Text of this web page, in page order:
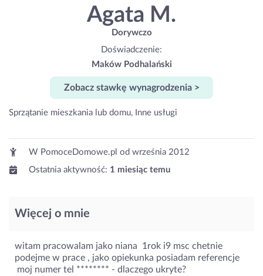
Agata M.
Dorywczo
Doświadczenie:
Maków Podhalański
Zobacz stawkę wynagrodzenia >
Sprzątanie mieszkania lub domu, Inne usługi
W PomoceDomowe.pl od września 2012
Ostatnia aktywność: 1 miesiąc temu
Więcej o mnie
witam pracowalam jako niana 1rok i9 msc chetnie
podejme w prace , jako opiekunka posiadam referencje
moj numer tel ******** - dlaczego ukryte?